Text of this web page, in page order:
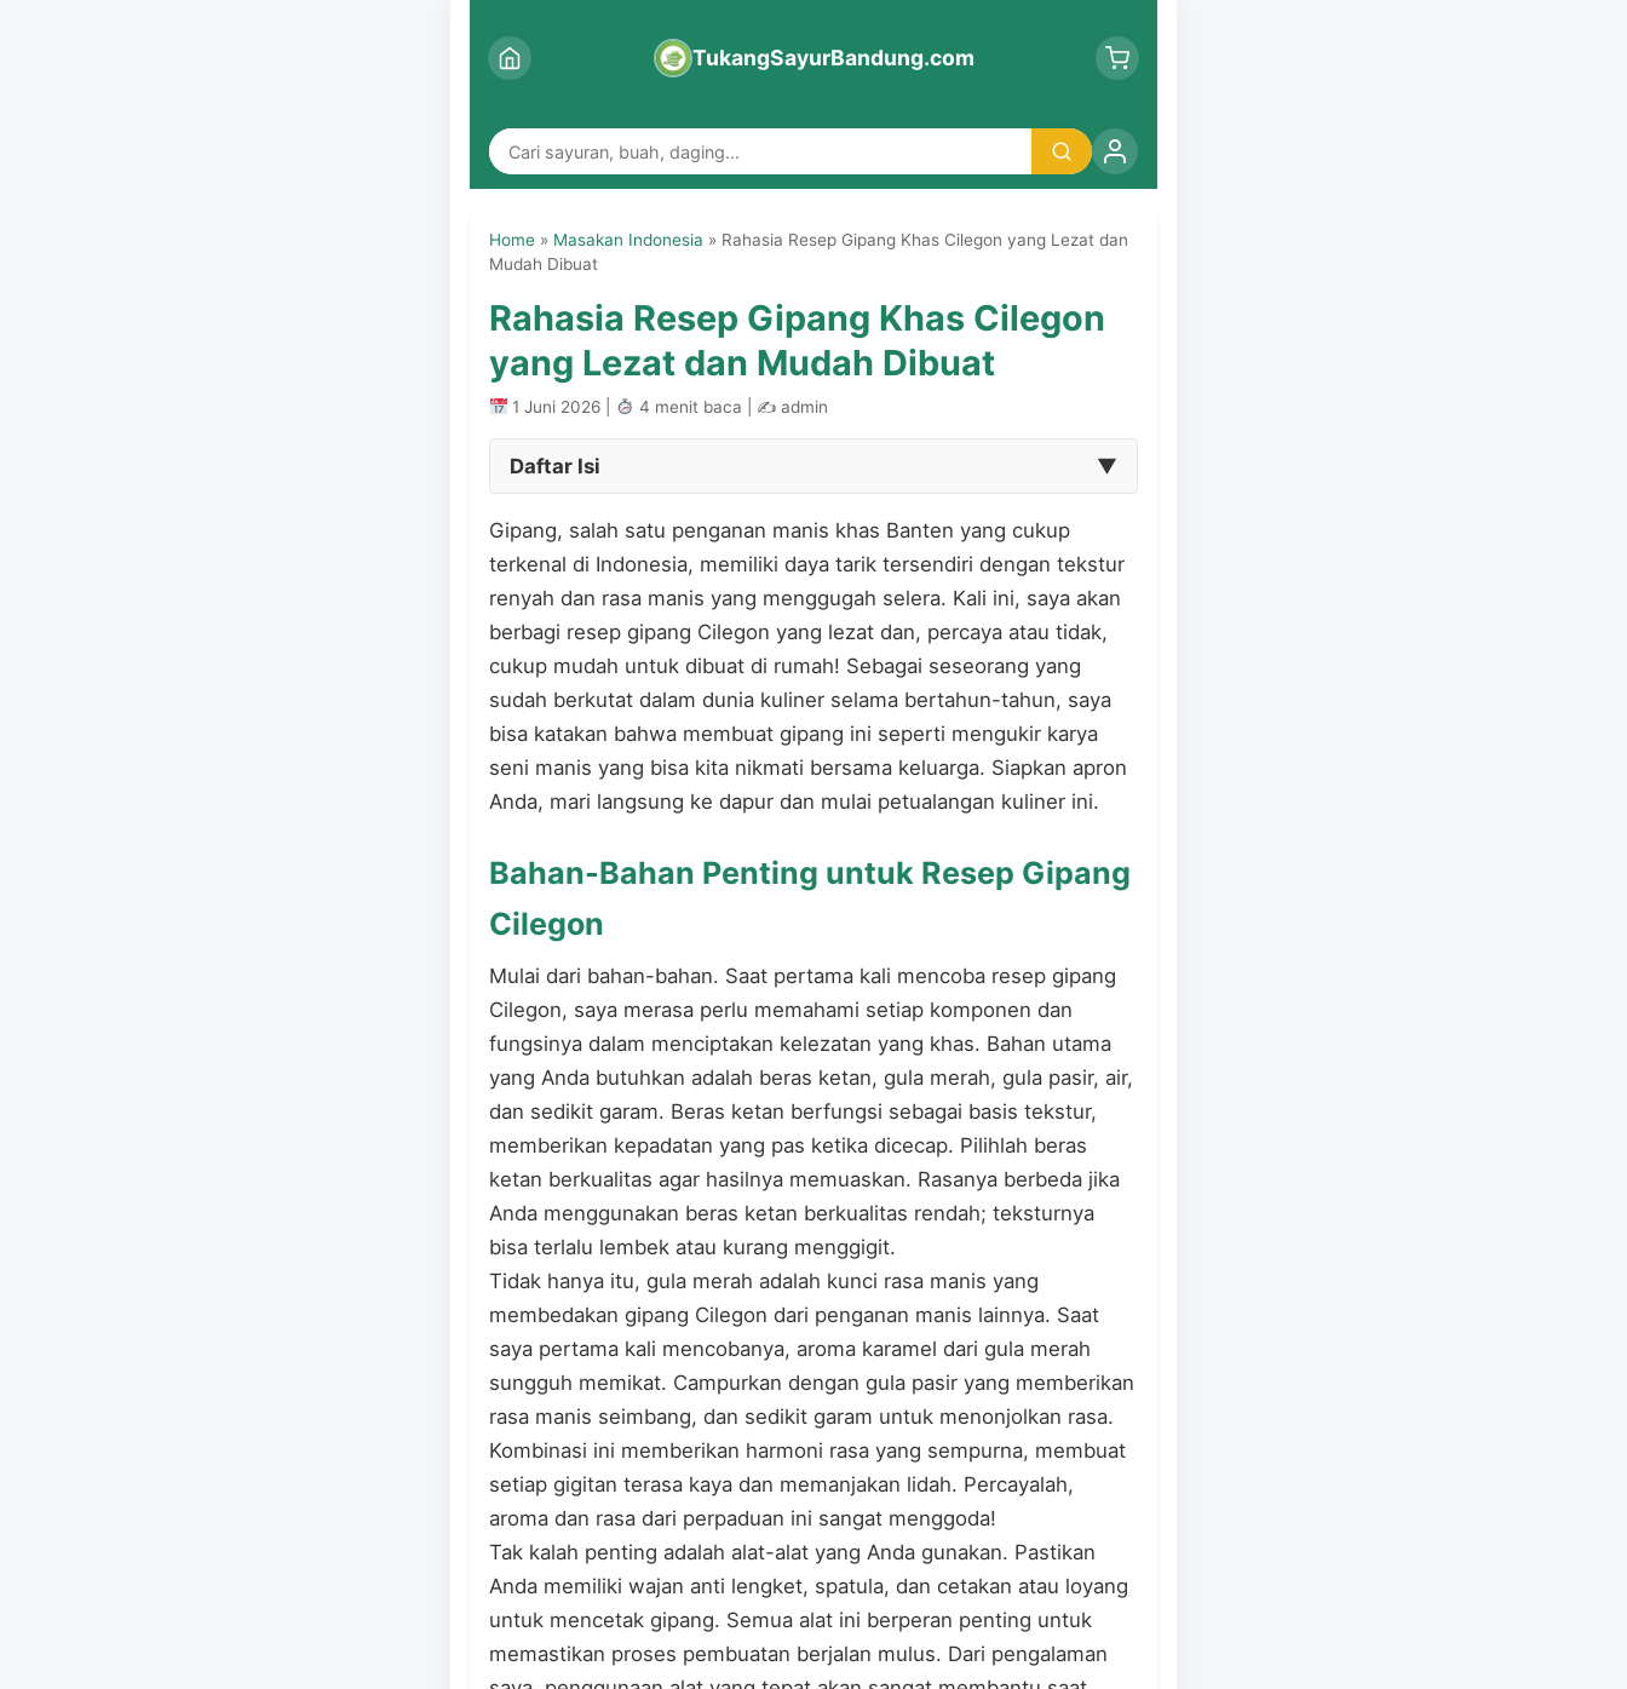
TukangSayurBandung.com
Home » Masakan Indonesia » Rahasia Resep Gipang Khas Cilegon yang Lezat dan
Mudah Dibuat
Rahasia Resep Gipang Khas Cilegon
yang Lezat dan Mudah Dibuat
1 Juni 2026 | 4 menit baca | ✍admin
Daftar Isi ▼
Gipang, salah satu penganan manis khas Banten yang cukup
terkenal di Indonesia, memiliki daya tarik tersendiri dengan tekstur
renyah dan rasa manis yang menggugah selera. Kali ini, saya akan
berbagi resep gipang Cilegon yang lezat dan, percaya atau tidak,
cukup mudah untuk dibuat di rumah! Sebagai seseorang yang
sudah berkutat dalam dunia kuliner selama bertahun-tahun, saya
bisa katakan bahwa membuat gipang ini seperti mengukir karya
seni manis yang bisa kita nikmati bersama keluarga. Siapkan apron
Anda, mari langsung ke dapur dan mulai petualangan kuliner ini.
Bahan-Bahan Penting untuk Resep Gipang
Cilegon
Mulai dari bahan-bahan. Saat pertama kali mencoba resep gipang
Cilegon, saya merasa perlu memahami setiap komponen dan
fungsinya dalam menciptakan kelezatan yang khas. Bahan utama
yang Anda butuhkan adalah beras ketan, gula merah, gula pasir, air,
dan sedikit garam. Beras ketan berfungsi sebagai basis tekstur,
memberikan kepadatan yang pas ketika dicecap. Pilihlah beras
ketan berkualitas agar hasilnya memuaskan. Rasanya berbeda jika
Anda menggunakan beras ketan berkualitas rendah; teksturnya
bisa terlalu lembek atau kurang menggigit.
Tidak hanya itu, gula merah adalah kunci rasa manis yang
membedakan gipang Cilegon dari penganan manis lainnya. Saat
saya pertama kali mencobanya, aroma karamel dari gula merah
sungguh memikat. Campurkan dengan gula pasir yang memberikan
rasa manis seimbang, dan sedikit garam untuk menonjolkan rasa.
Kombinasi ini memberikan harmoni rasa yang sempurna, membuat
setiap gigitan terasa kaya dan memanjakan lidah. Percayalah,
aroma dan rasa dari perpaduan ini sangat menggoda!
Tak kalah penting adalah alat-alat yang Anda gunakan. Pastikan
Anda memiliki wajan anti lengket, spatula, dan cetakan atau loyang
untuk mencetak gipang. Semua alat ini berperan penting untuk
memastikan proses pembuatan berjalan mulus. Dari pengalaman